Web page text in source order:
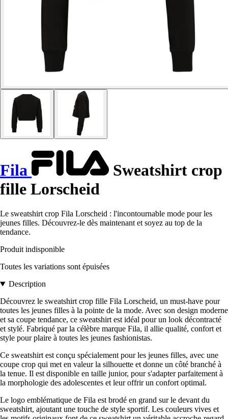
Fila
Sweatshirt crop
fille Lorscheid
Le sweatshirt crop Fila Lorscheid : l'incontournable mode pour les
jeunes filles. Découvrez-le dès maintenant et soyez au top de la
tendance.
Produit indisponible
Toutes les variations sont épuisées
Description
Découvrez le sweatshirt crop fille Fila Lorscheid, un must-have pour
toutes les jeunes filles à la pointe de la mode. Avec son design moderne
et sa coupe tendance, ce sweatshirt est idéal pour un look décontracté
et stylé. Fabriqué par la célèbre marque Fila, il allie qualité, confort et
style pour plaire à toutes les jeunes fashionistas.
Ce sweatshirt est conçu spécialement pour les jeunes filles, avec une
coupe crop qui met en valeur la silhouette et donne un côté branché à
la tenue. Il est disponible en taille junior, pour s'adapter parfaitement à
la morphologie des adolescentes et leur offrir un confort optimal.
Le logo emblématique de Fila est brodé en grand sur le devant du
sweatshirt, ajoutant une touche de style sportif. Les couleurs vives et